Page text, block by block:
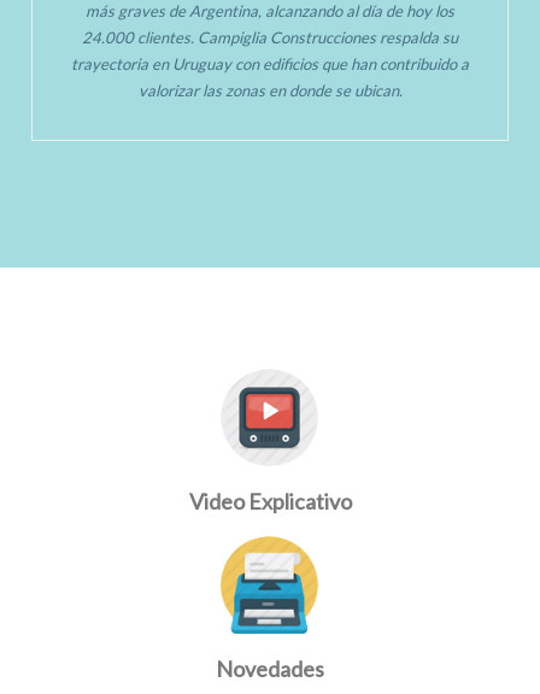
más graves de Argentina, alcanzando al día de hoy los
24.000 clientes. Campiglia Construcciones respalda su
trayectoria en Uruguay con edificios que han contribuido a
valorizar las zonas en donde se ubican.
Video Explicativo
Novedades